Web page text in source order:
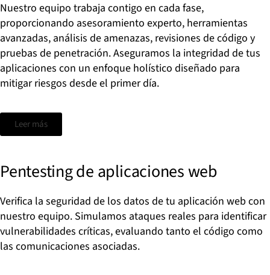
Nuestro equipo trabaja contigo en cada fase,
proporcionando asesoramiento experto, herramientas
avanzadas, análisis de amenazas, revisiones de código y
pruebas de penetración. Aseguramos la integridad de tus
aplicaciones con un enfoque holístico diseñado para
mitigar riesgos desde el primer día.
Leer más
Pentesting de aplicaciones web
Verifica la seguridad de los datos de tu aplicación web con
nuestro equipo. Simulamos ataques reales para identificar
vulnerabilidades críticas, evaluando tanto el código como
las comunicaciones asociadas.